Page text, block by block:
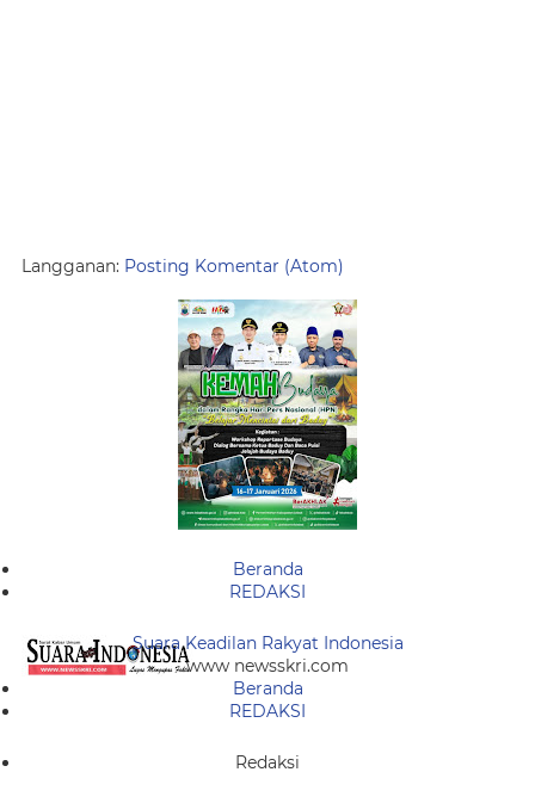
Langganan: Posting Komentar (Atom)
Beranda
REDAKSI
Suara Keadilan Rakyat Indonesia
www newsskri.com
Beranda
REDAKSI
Redaksi